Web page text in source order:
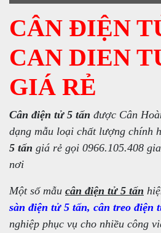
CÂN ĐIỆN
CAN DIEN
GIÁ RẺ
Cân điện tử 5 tấn được Cân
dạng mẫu loại chất lượng chính
5 tấn giá rẻ gọi 0966.105.408
nơi
Một số mẫu cân điện tử 5 tấn
sàn điện tử 5 tấn, cân treo điện
nghiệp phục vụ cho nhiều công